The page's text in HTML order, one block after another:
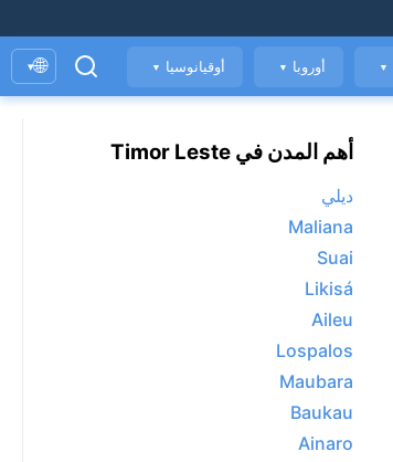
▼ أوروبا ▼ أوقيانوسيا ▼
🌐
▾
أهم المدن في Timor Leste
ديلي
Maliana
Suai
Likisá
Aileu
Lospalos
Maubara
Baukau
Ainaro